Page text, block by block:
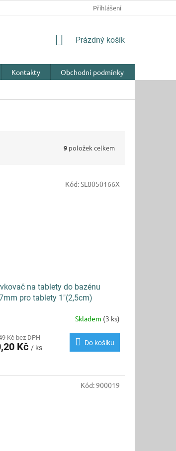
Přihlášení
NÁKUPNÍ
Prázdný košík
Kontakty
Obchodní podmínky
9 položek celkem
na tablety do bazénu
pro tablety 1"(2,5cm)
Skladem (3 ks)
Kč bez DPH
Kč / ks
Do košíku
Kód:SL8050166X
Kód:900019